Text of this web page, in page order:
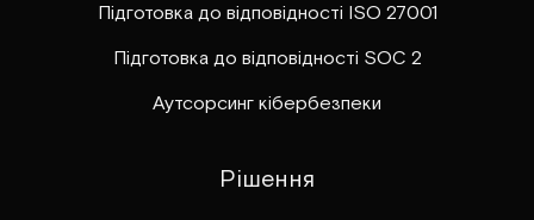
Підготовка до відповідності ISO 27001
Підготовка до відповідності SOC 2
Аутсорсинг кібербезпеки
Рішення